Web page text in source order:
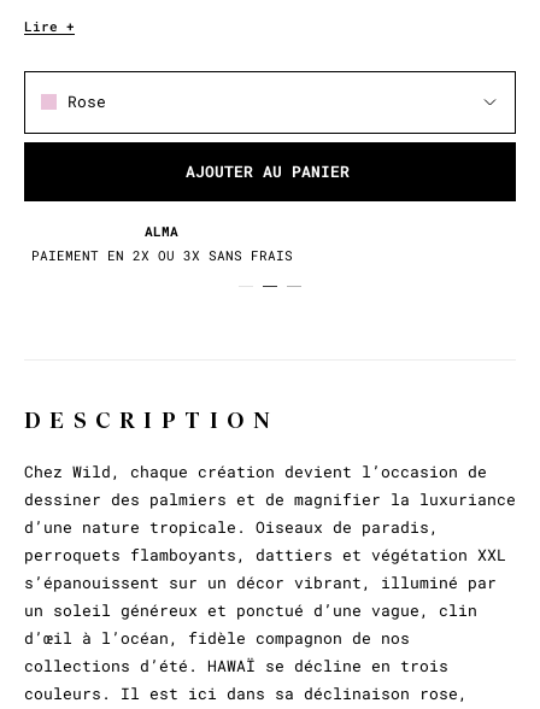
Lire +
Rose
AJOUTER AU PANIER
30 JOURS POUR CHANGER D'AVIS
DESCRIPTION
Chez Wild, chaque création devient l’occasion de
dessiner des palmiers et de magnifier la luxuriance
d’une nature tropicale. Oiseaux de paradis,
perroquets flamboyants, dattiers et végétation XXL
s’épanouissent sur un décor vibrant, illuminé par
un soleil généreux et ponctué d’une vague, clin
d’œil à l’océan, fidèle compagnon de nos
collections d’été. HAWAÏ se décline en trois
couleurs. Il est ici dans sa déclinaison rose,